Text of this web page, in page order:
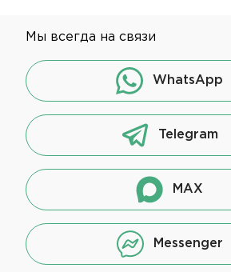
Мы всегда на связи
WhatsApp
Telegram
MAX
Messenger